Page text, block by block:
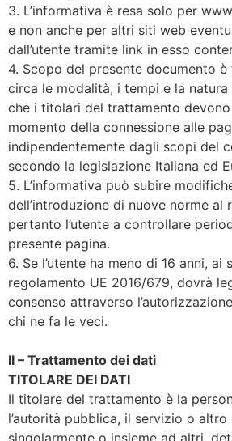
3. L’informativa è resa solo per
e non anche per altri siti web
dall’utente tramite link in esso
4. Scopo del presente documento
circa le modalità, i tempi e la
che i titolari del trattamento
momento della connessione alle
indipendentemente dagli scopi del
secondo la legislazione Italiana ed
5. L’informativa può subire
dell’introduzione di nuove norme al
pertanto l’utente a controllare
presente pagina.
6. Se l’utente ha meno di 16 anni, ai
regolamento UE 2016/679, dovrà
consenso attraverso
chi ne fa le veci.
II – Trattamento dei dati
TITOLARE DEI DATI
Il titolare del trattamento è la
l’autorità pubblica, il servizio o altro
singolarmente o insieme ad altri,